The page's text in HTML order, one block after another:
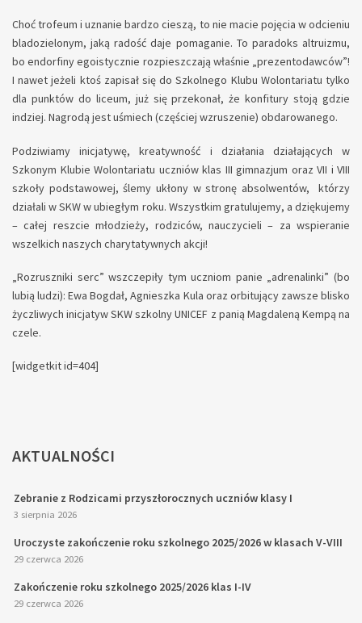
Choć trofeum i uznanie bardzo cieszą, to nie macie pojęcia w odcieniu
bladozielonym, jaką radość daje pomaganie. To paradoks altruizmu,
bo endorfiny egoistycznie rozpieszczają właśnie „prezentodawców”!
I nawet jeżeli ktoś zapisał się do Szkolnego Klubu Wolontariatu tylko
dla punktów do liceum, już się przekonał, że konfitury stoją gdzie
indziej. Nagrodą jest uśmiech (częściej wzruszenie) obdarowanego.
Podziwiamy inicjatywę, kreatywność i działania działających w
Szkonym Klubie Wolontariatu uczniów klas III gimnazjum oraz VII i VIII
szkoły podstawowej, ślemy ukłony w stronę absolwentów, którzy
działali w SKW w ubiegłym roku. Wszystkim gratulujemy, a dziękujemy
– całej reszcie młodzieży, rodziców, nauczycieli – za wspieranie
wszelkich naszych charytatywnych akcji!
„Rozruszniki serc” wszczepiły tym uczniom panie „adrenalinki” (bo
lubią ludzi): Ewa Bogdał, Agnieszka Kula oraz orbitujący zawsze blisko
życzliwych inicjatyw SKW szkolny UNICEF z panią Magdaleną Kempą na
czele.
[widgetkit id=404]
AKTUALNOŚCI
Zebranie z Rodzicami przyszłorocznych uczniów klasy I
3 sierpnia 2026
Uroczyste zakończenie roku szkolnego 2025/2026 w klasach V-VIII
29 czerwca 2026
Zakończenie roku szkolnego 2025/2026 klas I-IV
29 czerwca 2026